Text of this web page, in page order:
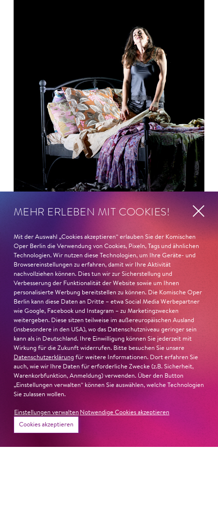
Ambur Braid für DER FAUST
nominiert
Ambur Braidist für den Deutschen Theaterpreis DER
FAUST nominiert in der Kategorie »Darsteller:in
Musiktheater«. Ihr eindrucksvolles Rollendebüt als
Katerina Lwowna Ismailowa in Barrie Koskys
Lady
Macbeth von Mzensk
sei jederzeit authentisch, ziehe das
Publikum in ihren Bann, fordere zum Miterleben und
Mitleiden heraus – niemand im Saal bliebe teilnahmslos
zurück, lobt die Jury Ambur Braids stimmliche Wucht
und ihre starke Bühnenpräsenz:
sind Auflehnung und Verletzlichkeit ebenso nachfühlbar
wie die verzweifelte Einsamkeit ihrer Figur.«
MEHR ERLEBEN MIT COOKIES!
Mit der Auswahl „Cookies akzeptieren“ erlauben Sie der Komischen
Oper Berlin die Verwendung von Cookies, Pixeln, Tags und ähnlichen
Technologien. Wir nutzen diese Technologien, um Ihre Geräte- und
Browsereinstellungen zu erfahren, damit wir Ihre Aktivität
nachvollziehen können. Dies tun wir zur Sicherstellung und
Verbesserung der Funktionalität der Website sowie um Ihnen
personalisierte Werbung bereitstellen zu können. Die Komische Oper
Berlin kann diese Daten an Dritte – etwa Social Media Werbepartner
wie Google, Facebook und Instagram – zu Marketingzwecken
weitergeben. Diese sitzen teilweise im außereuropäischen Ausland
(insbesondere in den USA), wo das Datenschutzniveau geringer sein
kann als in Deutschland. Ihre Einwilligung können Sie jederzeit mit
Wirkung für die Zukunft widerrufen. Bitte besuchen Sie unsere
Datenschutzerklärung für weitere Informationen. Dort erfahren Sie
auch, wie wir Ihre Daten für erforderliche Zwecke (z.B. Sicherheit,
Warenkorbfunktion, Anmeldung) verwenden. Über den Button
„Einstellungen verwalten“ können Sie auswählen, welche Technologien
Sie zulassen wollen.
Einstellungen verwalten Notwendige Cookies akzeptieren
Cookies akzeptieren